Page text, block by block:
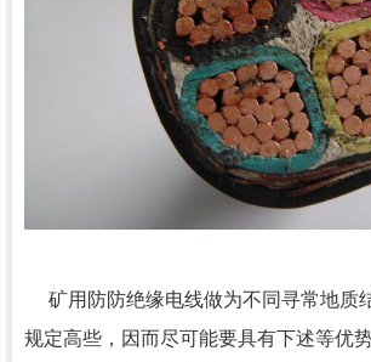
矿用防防绝缘电线做为不同寻常地质
规定高些，因而尽可能要具有下述等优